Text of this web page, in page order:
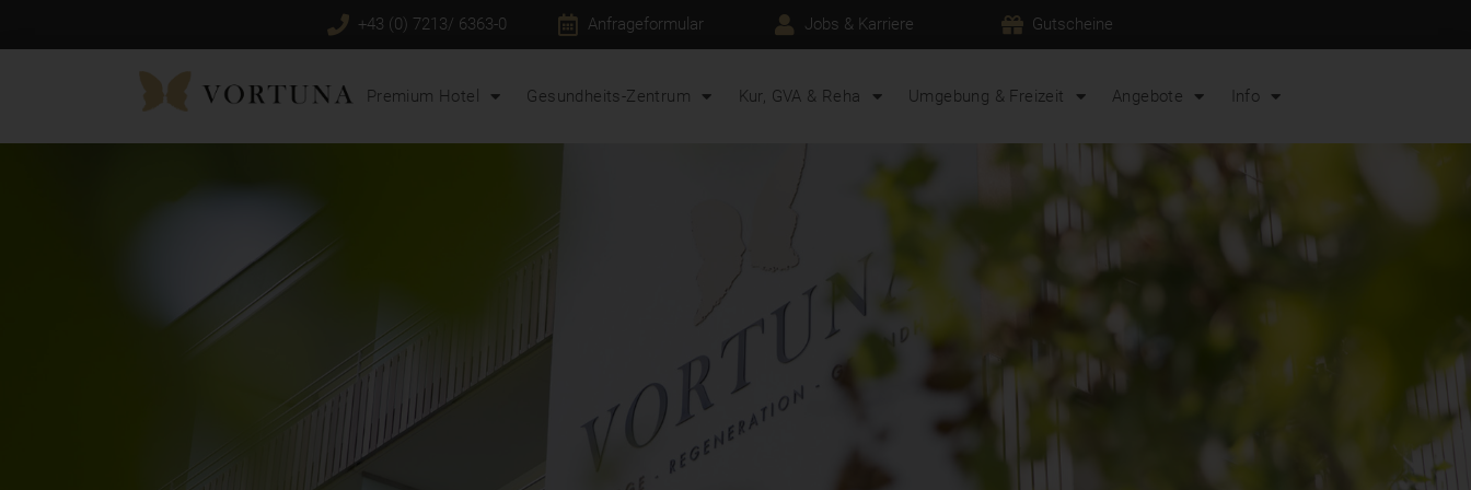
+43 (0) 7213/ 6363-0 Anfrageformular Jobs & Karriere Gutscheine
Premium Hotel Gesundheits-Zentrum Kur, GVA & Reha Umgebung & Freizeit Angebote Info